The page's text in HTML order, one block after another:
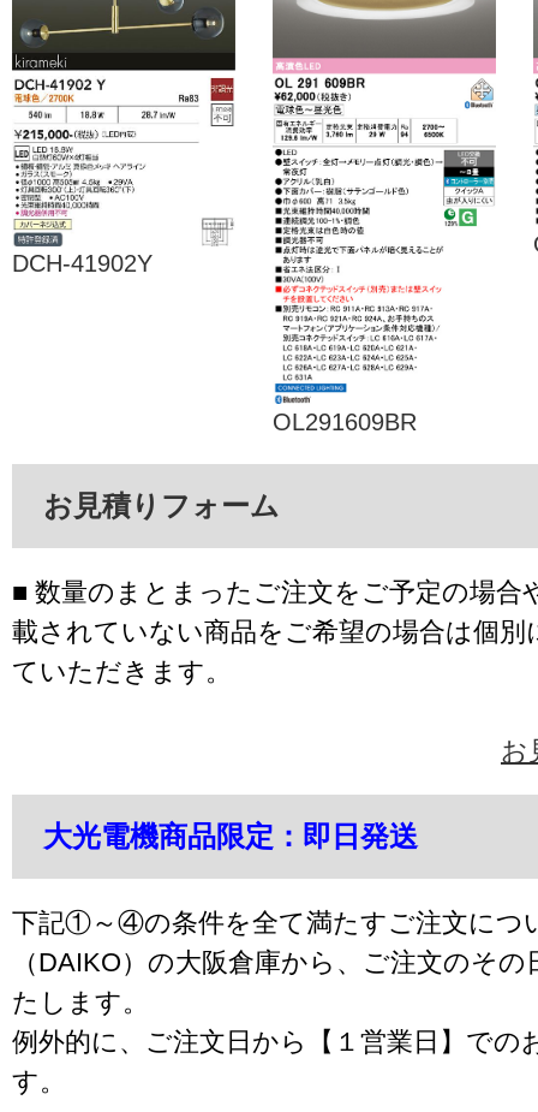
DCH-41902Y
OL291609BR
お見積りフォーム
■ 数量のまとまったご注文をご予定の場合
載されていない商品をご希望の場合は個別
ていただきます。
お
大光電機商品限定：即日発送
下記①～④の条件を全て満たすご注文につ
（DAIKO）の大阪倉庫から、ご注文のそ
たします。
例外的に、ご注文日から【１営業日】での
す。